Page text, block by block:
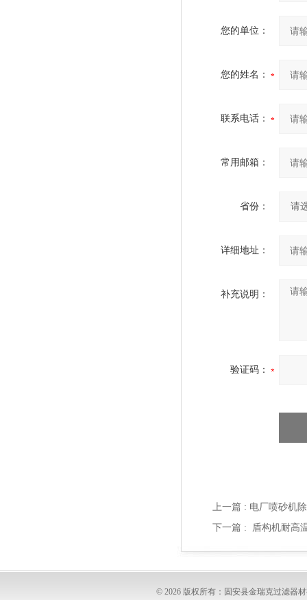
您的单位：
您的姓名：
联系电话：
常用邮箱：
省份：
详细地址：
补充说明：
验证码：
上一篇 : 电厂喷砂机
下一篇 : 盾构机耐高
© 2026 版权所有：固安县金瑞克过滤器